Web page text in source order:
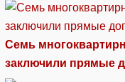
Семь
заключили прямые